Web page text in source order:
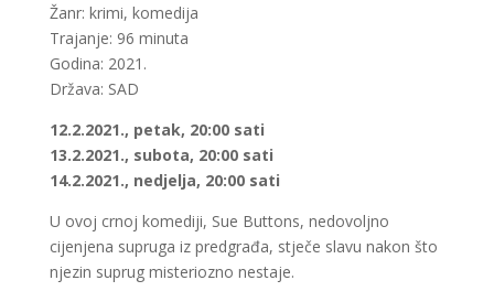
Žanr: krimi, komedija
Trajanje: 96 minuta
Godina: 2021.
Država: SAD
12.2.2021., petak, 20:00 sati
13.2.2021., subota, 20:00 sati
14.2.2021., nedjelja, 20:00 sati
U ovoj crnoj komediji, Sue Buttons, nedovoljno
cijenjena supruga iz predgrađa, stječe slavu nakon što
njezin suprug misteriozno nestaje.